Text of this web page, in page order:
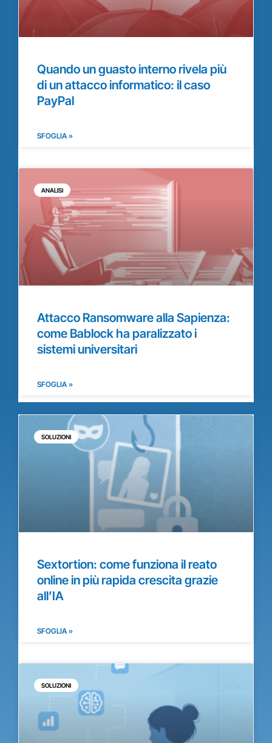
Quando un guasto interno rivela più
di un attacco informatico: il caso
PayPal
SFOGLIA »
ANALISI
Attacco Ransomware alla Sapienza:
come Bablock ha paralizzato i
sistemi universitari
SFOGLIA »
SOLUZIONI
Sextortion: come funziona il reato
online in più rapida crescita grazie
all’IA
SFOGLIA »
SOLUZIONI